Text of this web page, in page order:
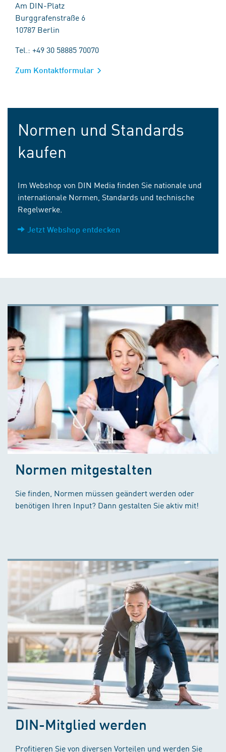
Am DIN-Platz
Burggrafenstraße 6
10787 Berlin
Tel.: +49 30 58885 70070
Zum Kontaktformular
Normen und Standards
kaufen
Im Webshop von DIN Media finden Sie nationale und
internationale Normen, Standards und technische
Regelwerke.
Jetzt Webshop entdecken
Normen mitgestalten
Sie finden, Normen müssen geändert werden oder
benötigen Ihren Input? Dann gestalten Sie aktiv mit!
DIN-Mitglied werden
Profitieren Sie von diversen Vorteilen und werden Sie